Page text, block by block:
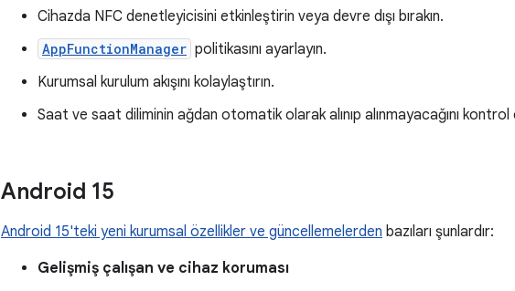
Cihazda NFC denetleyicisini etkinleştirin veya devre dışı bırakın.
AppFunctionManager politikasını ayarlayın.
Kurumsal kurulum akışını kolaylaştırın.
Saat ve saat diliminin ağdan otomatik olarak alınıp alınmayacağını kontrol
Android 15
Android 15'teki yeni kurumsal özellikler ve güncellemelerden bazıları şunlardır:
Gelişmiş çalışan ve cihaz koruması